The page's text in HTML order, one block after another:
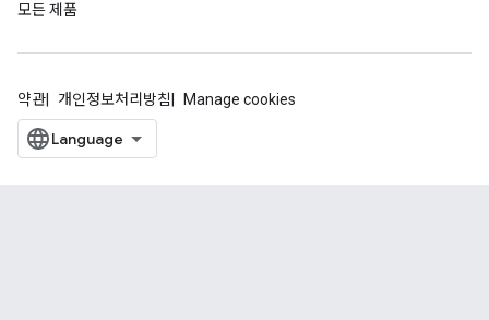
모든 제품
약관 개인정보처리방침 Manage cookies